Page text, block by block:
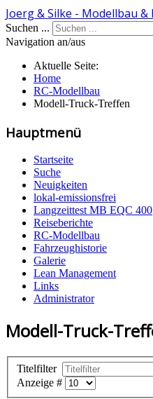
Joerg & Silke - Modellbau
Suchen ...
Navigation an/aus
Aktuelle Seite:
Home
RC-Modellbau
Modell-Truck-Treffen
Hauptmenü
Startseite
Suche
Neuigkeiten
lokal-emissionsfrei
Langzeittest MB EQC 400
Reiseberichte
RC-Modellbau
Fahrzeughistorie
Galerie
Lean Management
Links
Administrator
Modell-Truck-
Titelfilter
Anzeige #